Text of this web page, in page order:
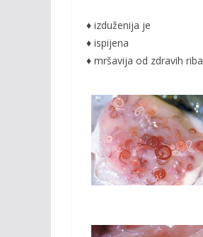
♦ izduženija je
♦ ispijena
♦ mršavija od zdravih riba